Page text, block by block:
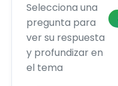
Selecciona una
pregunta para
ver su respuesta
y profundizar en
el tema